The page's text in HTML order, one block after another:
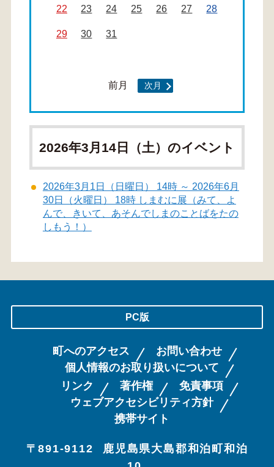
22 23 24 25 26 27 28
29 30 31
前月 次月
2026年3月14日（土）のイベント
2026年3月1日（日曜日） 14時 ～ 2026年6月
30日（火曜日） 18時 しまむに展（みて、よ
んで、きいて、あそんでしまのことばをたの
しもう！）
PC版
町へのアクセス
お問い合わせ
個人情報のお取り扱いについて
リンク
著作権
免責事項
ウェブアクセシビリティ方針
携帯サイト
〒891-9112
鹿児島県大島郡和泊町和泊